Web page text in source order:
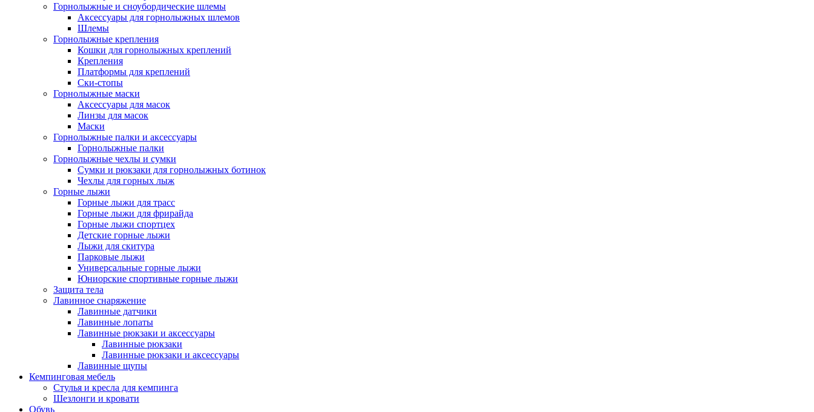
Горнолыжные и сноубордические шлемы
Аксессуары для горнолыжных шлемов
Шлемы
Горнолыжные крепления
Кошки для горнолыжных креплений
Крепления
Платформы для креплений
Ски-стопы
Горнолыжные маски
Аксессуары для масок
Линзы для масок
Маски
Горнолыжные палки и аксессуары
Горнолыжные палки
Горнолыжные чехлы и сумки
Сумки и рюкзаки для горнолыжных ботинок
Чехлы для горных лыж
Горные лыжи
Горные лыжи для трасс
Горные лыжи для фрирайда
Горные лыжи спортцех
Детские горные лыжи
Лыжи для скитура
Парковые лыжи
Универсальные горные лыжи
Юниорские спортивные горные лыжи
Защита тела
Лавинное снаряжение
Лавинные датчики
Лавинные лопаты
Лавинные рюкзаки и аксессуары
Лавинные рюкзаки
Лавинные рюкзаки и аксессуары
Лавинные щупы
Кемпинговая мебель
Стулья и кресла для кемпинга
Шезлонги и кровати
Обувь